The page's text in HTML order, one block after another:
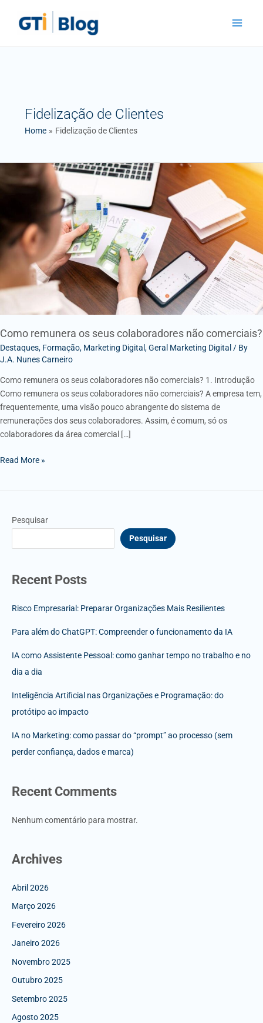
content
Fidelização de Clientes
Home Fidelização de Clientes
Como remunera os seus colaboradores não comerciais?
Destaques, Formação, Marketing Digital ,Geral Marketing Digital / By
J.A. Nunes Carneiro
Como remunera os seus colaboradores não comerciais? 1. Introdução
Como remunera os seus colaboradores não comerciais? A empresa tem,
frequentemente, uma visão pouco abrangente do sistema de
remunerações dos seus colaboradores. Assim, é comum, só os
colaboradores da área comercial […]
remunera
colaboradores
não
comerciais?
Read More »
Pesquisar
Pesquisar
Recent Posts
Risco Empresarial: Preparar Organizações Mais Resilientes
Para além do ChatGPT: Compreender o funcionamento da IA
IA como Assistente Pessoal: como ganhar tempo no trabalho e no
dia a dia
Inteligência Artificial nas Organizações e Programação: do
protótipo ao impacto
IA no Marketing: como passar do “prompt” ao processo (sem
perder confiança, dados e marca)
Recent Comments
Nenhum comentário para mostrar.
Archives
Abril 2026
Março 2026
Fevereiro 2026
Janeiro 2026
Novembro 2025
Outubro 2025
Setembro 2025
Agosto 2025